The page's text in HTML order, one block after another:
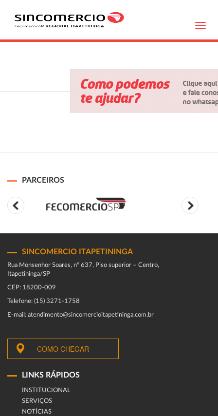
PARCEIROS
SINCOMERCIO ITAPETININGA
Rua Monsenhor Soares, nº 637, Piso superior – Centro,
Itapetininga/SP
CEP: 18200-009
Telefone: (15) 3271-1758
E-mail: atendimento@sincomercioitapetininga.com.br
COMO CHEGAR
LINKS RÁPIDOS
INSTITUCIONAL
SERVIÇOS
NOTÍCIAS